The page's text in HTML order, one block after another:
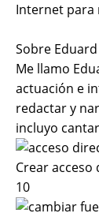
Internet para
Sobre
Me llamo
actuación e
redactar y
incluyo
Crear
10